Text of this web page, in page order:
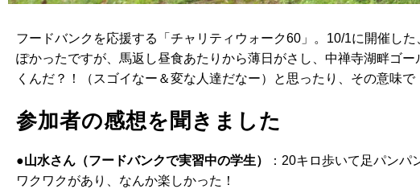
フードバンクを応援する「チャリティウォーク60」。10/1に開催し
ぽかったですが、馬返し昼食あたりから薄日がさし、中禅寺湖畔ゴ
くんだ？！（スゴイなー＆変な人達だなー）と思ったり、その意味
参加者の感想を聞きました
●山水さん（フードバンクで実習中の学生）
：20キロ歩いて足パン
ワクワクがあり、なんか楽しかった！